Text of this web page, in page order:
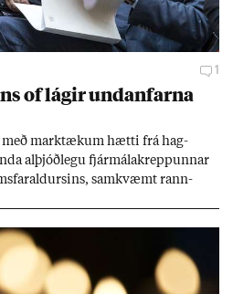
1
of lág­ir und­an­farna
með mark­tæk­um hætti frá hag­
al­þjóð­legu fjár­málakrepp­unn­ar
sam­kvæmt rann­